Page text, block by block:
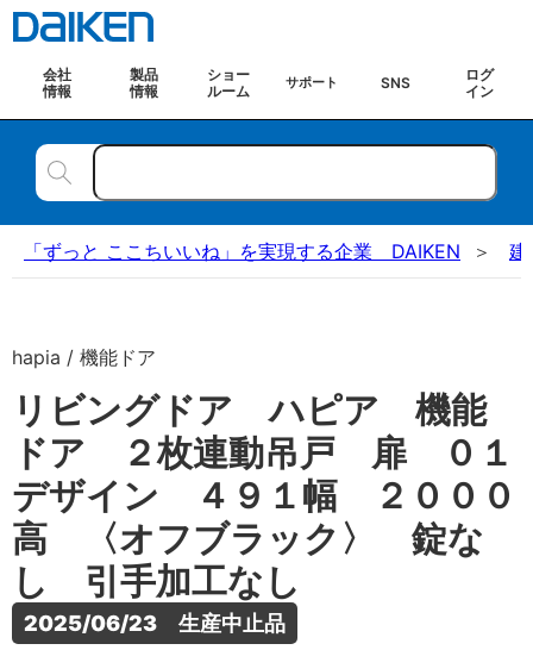
会社
情報
製品
情報
ショー
ルーム
サポート SNS
ログ
イン
「ずっと ここちいいね」を実現する企業 DAIKEN 建
hapia / 機能ドア
リビングドア ハピア 機能
ドア ２枚連動吊戸 扉 ０１
デザイン ４９１幅 ２０００
高 〈オフブラック〉 錠な
し 引手加工なし
2025/06/23　生産中止品